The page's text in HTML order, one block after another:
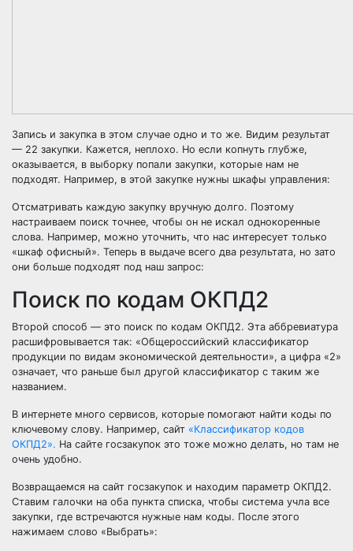
Запись и закупка в этом случае одно и то же. Видим результат
— 22 закупки. Кажется, неплохо. Но если копнуть глубже,
оказывается, в выборку попали закупки, которые нам не
подходят. Например, в этой закупке нужны шкафы управления:
Отсматривать каждую закупку вручную долго. Поэтому
настраиваем поиск точнее, чтобы он не искал однокоренные
слова. Например, можно уточнить, что нас интересует только
«шкаф офисный». Теперь в выдаче всего два результата, но зато
они больше подходят под наш запрос:
Поиск по кодам ОКПД2
Второй способ — это поиск по кодам ОКПД2. Эта аббревиатура
расшифровывается так: «Общероссийский классификатор
продукции по видам экономической деятельности», а цифра «2»
означает, что раньше был другой классификатор с таким же
названием.
В интернете много сервисов, которые помогают найти коды по
ключевому слову. Например, сайт «Классификатор кодов
ОКПД2». На сайте госзакупок это тоже можно делать, но там не
очень удобно.
Возвращаемся на сайт госзакупок и находим параметр ОКПД2.
Ставим галочки на оба пункта списка, чтобы система учла все
закупки, где встречаются нужные нам коды. После этого
нажимаем слово «Выбрать»: